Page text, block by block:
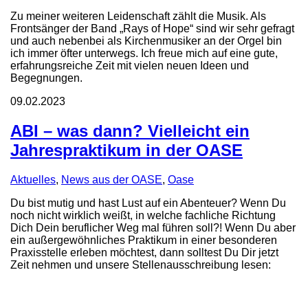
Zu meiner weiteren Leidenschaft zählt die Musik. Als
Frontsänger der Band „Rays of Hope“ sind wir sehr gefragt
und auch nebenbei als Kirchenmusiker an der Orgel bin
ich immer öfter unterwegs. Ich freue mich auf eine gute,
erfahrungsreiche Zeit mit vielen neuen Ideen und
Begegnungen.
09.02.2023
ABI – was dann? Vielleicht ein
Jahrespraktikum in der OASE
Aktuelles, News aus der OASE, Oase
Du bist mutig und hast Lust auf ein Abenteuer? Wenn Du
noch nicht wirklich weißt, in welche fachliche Richtung
Dich Dein beruflicher Weg mal führen soll?! Wenn Du aber
ein außergewöhnliches Praktikum in einer besonderen
Praxisstelle erleben möchtest, dann solltest Du Dir jetzt
Zeit nehmen und unsere Stellenausschreibung lesen: